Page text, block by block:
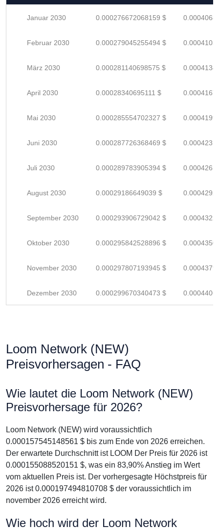
Januar 2030 0.000276672068159 $
Februar 2030 0.000279045255494 $
März 2030 0.000281140698575 $
April 2030 0.00028340695111 $
Mai 2030 0.000285554702327 $
Juni 2030 0.000287726368469 $
Juli 2030 0.000289783905394 $
August 2030 0.00029186649039 $
September 2030 0.000293906729042 $
Oktober 2030 0.000295842528896 $
November 2030 0.000297807193945 $
Dezember 2030 0.000299670340473 $
Loom Network (NEW)
Preisvorhersagen - FAQ
Wie lautet die Loom Network (NEW)
Preisvorhersage für 2026?
Loom Network (NEW) wird voraussichtlich
0.000157545148561 $ bis zum Ende von 2026 erreichen.
Der erwartete Durchschnitt ist LOOM Der Preis für 2026 ist
0.000155088520151 $, was ein 83,90% Anstieg im Wert
vom aktuellen Preis ist. Der vorhergesagte Höchstpreis für
2026 ist 0.000197494810708 $ der voraussichtlich im
november 2026 erreicht wird.
Wie hoch wird der Loom Network